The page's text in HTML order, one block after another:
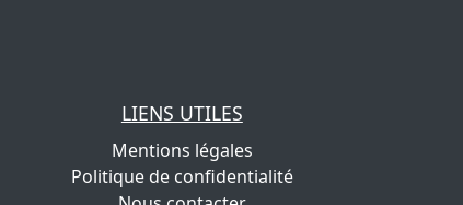
LIENS UTILES
Mentions légales
Politique de confidentialité